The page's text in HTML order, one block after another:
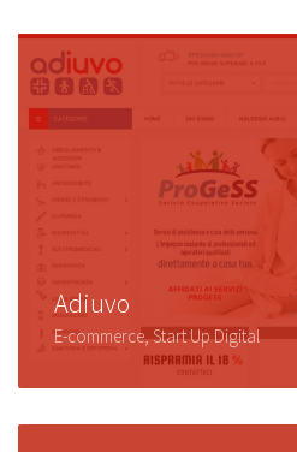
Adiuvo
E-commerce, Start Up Digital